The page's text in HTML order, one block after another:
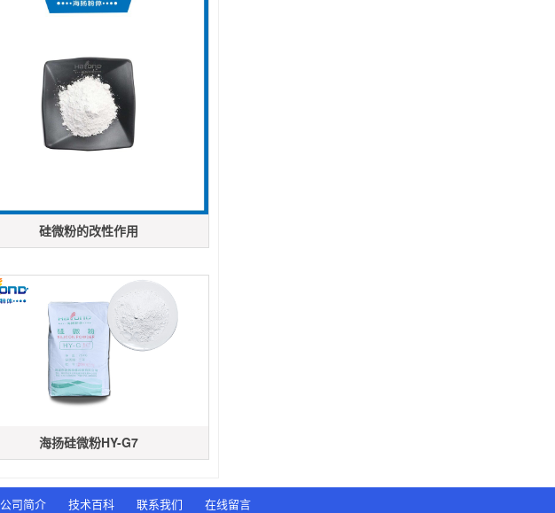
硅微粉的改性作用
海扬硅微粉HY-G7
公司简介 技术百科 联系我们 在线留言